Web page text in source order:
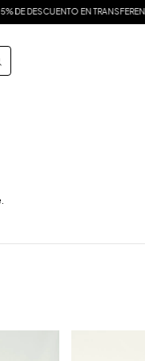
EN TRANSFERENCIA